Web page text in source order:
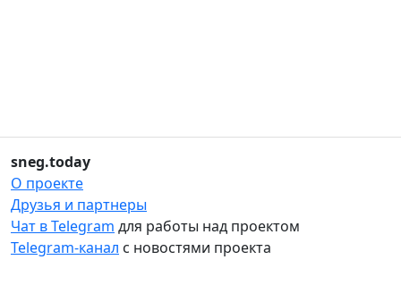
sneg.today
О проекте
Друзья и партнеры
Чат в Telegram для работы над проектом
Telegram-канал с новостями проекта